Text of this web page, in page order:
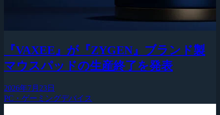
『VAXEE』が『ZYGEN』ブランド製
マウスパッドの生産終了を発表
2026年7月23日
PC・ゲーミングデバイス